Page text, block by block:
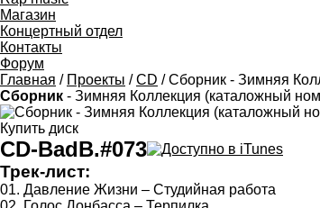
Магазин
Концертный отдел
Контакты
Форум
Главная / Проекты /CD / Сборник - Зимняя
Сборник - Зимняя Коллекция (каталожный
Купить диск
CD-BadB.#073
Трек-лист:
01. Давление Жизни – Студийная работа